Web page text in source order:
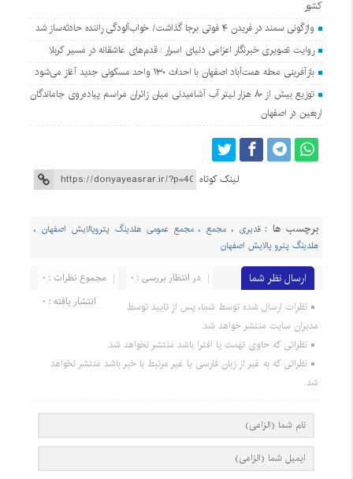
کشور
واژگونی سمند در فریدن ۴ فوتی برجا گذاشت/ خواب‌آلودگی راننده حادثه‌ساز شد
روایت تصویری خبرنگار اعزامی دنیای اسرار : قدم‌های عاشقانه در مسیر کربلا
بازآفرینی محله همت‌آباد اصفهان با احداث ۱۳۰ واحد مسکونی جدید آغاز می‌شود
توزیع بیش از ۸۰ هزار لیتر آب آشامیدنی میان زائران مراسم پیاده‌روی جاماندگان
اربعین در اصفهان
لینک کوتاه
برچسب ها : قدیری، مجمع،مجمع عمومی هلدینگ پتروپالایش اصفهان،
هلدینگ پترو پالایش اصفهان
ارسال نظر شما مجموع نظرات : 0
در انتظار بررسی : 0
انتشار یافته : 0
نظرات ارسال شده توسط شما، پس از تایید توسط
مدیران سایت منتشر خواهد شد.
نظراتی که حاوی تهمت یا افترا باشد منتشر نخواهد شد.
نظراتی که به غیر از زبان فارسی یا غیر مرتبط با خبر باشد منتشر نخواهد
شد.